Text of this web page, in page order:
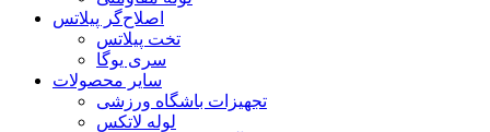
اصلاح‌گر پیلاتس
تخت پیلاتس
سری یوگا
سایر محصولات
تجهیزات باشگاه ورزشی
لوله لاتکس